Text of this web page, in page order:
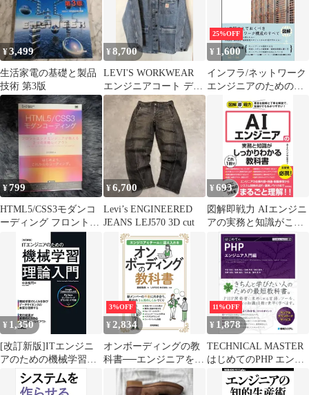
¥3,499
生活家電の基礎と製品
技術 第3版
¥8,700
LEVI'S WORKWEAR
エンジニアコート デニ
ム
25%OFF
¥ 1,600
インフラ/ネットワーク
エンジニアのためのネ
ットワーク・デザイン
パターン 実務で使える
ネットワーク構成の最
適解27
¥799
HTML5/CSS3モダンコ
ーディング フロントエ
ンドエンジニアが教え
る3つの…
¥6,700
Levi’s ENGINEERED
JEANS LEJ570 3D cut
¥693
図解即戦力 AIエンジニ
アの実務と知識がこれ1
冊でしっかりわかる教
科書 AIエンジニア研究
¥ 1,350
[改訂新版]ITエンジニ
アのための機械学習理
論入門
3%OFF
¥ 2,834
オンボーディングの教
科書──エンジニアをチ
ームに迎え入れる
11%OFF
¥ 1,878
TECHNICAL MASTER
はじめてのPHP エンジ
ニア入門編